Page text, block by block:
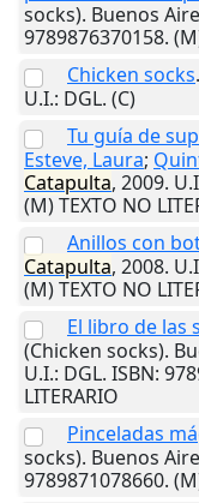
socks). Buenos
9789876370158.
Chicken socks.
U.I.: DGL. (C)
Tu guía de
Esteve, Laura;
Catapulta, 2009.
(M) TEXTO NO
Anillos con
Catapulta, 2008.
(M) TEXTO NO
El libro de las
(Chicken socks).
U.I.: DGL. ISBN:
LITERARIO
Pinceladas
socks). Buenos
9789871078660.